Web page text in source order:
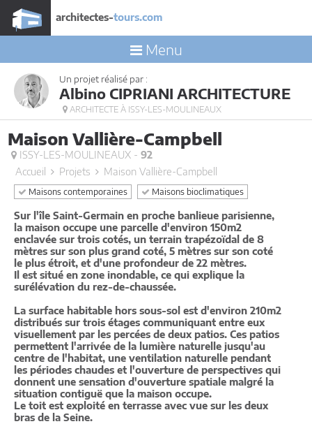
architectes-tours.com
Menu
Un projet réalisé par :
Albino CIPRIANI ARCHITECTURE
ARCHITECTE À ISSY-LES-MOULINEAUX
Maison Vallière-Campbell
ISSY-LES-MOULINEAUX - 92
Accueil
Projets Maison Vallière-Campbell
Maisons contemporaines Maisons bioclimatiques
Sur l'île Saint-Germain en proche banlieue parisienne,
la maison occupe une parcelle d'environ 150m2
enclavée sur trois cotés, un terrain trapézoïdal de 8
mètres sur son plus grand coté, 5 mètres sur son coté
le plus étroit, et d'une profondeur de 22 mètres.
Il est situé en zone inondable, ce qui explique la
surélévation du rez-de-chaussée.
La surface habitable hors sous-sol est d'environ 210m2
distribués sur trois étages communiquant entre eux
visuellement par les percées de deux patios. Ces patios
permettent l'arrivée de la lumière naturelle jusqu'au
centre de l'habitat, une ventilation naturelle pendant
les périodes chaudes et l'ouverture de perspectives qui
donnent une sensation d'ouverture spatiale malgré la
situation contiguë que la maison occupe.
Le toit est exploité en terrasse avec vue sur les deux
bras de la Seine.